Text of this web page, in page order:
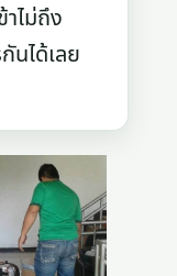
ไม่ถึง
นได้เลย